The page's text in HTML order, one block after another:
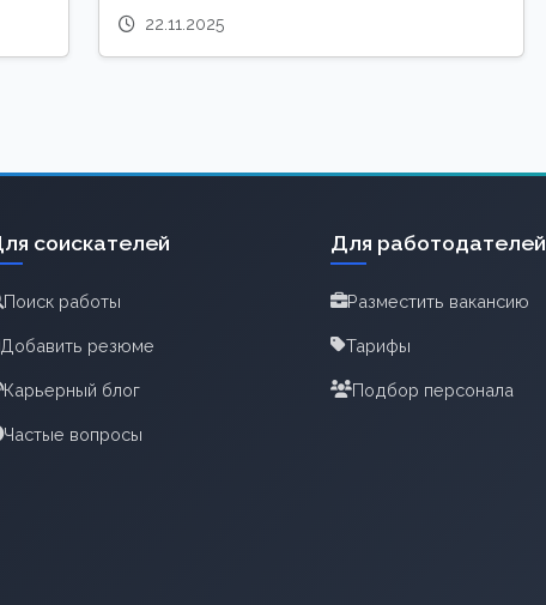
22.11.2025
соискателей
Поиск работы
Добавить резюме
Карьерный блог
Частые вопросы
Для работодателей
Разместить вакансию
Тарифы
Подбор персонала